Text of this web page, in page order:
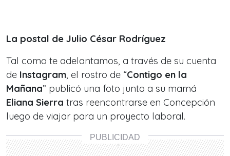
La postal de Julio César Rodríguez
Tal como te adelantamos, a través de su cuenta
de Instagram, el rostro de “Contigo en la
Mañana” publicó una foto junto a su mamá
Eliana Sierra tras reencontrarse en Concepción
luego de viajar para un proyecto laboral.